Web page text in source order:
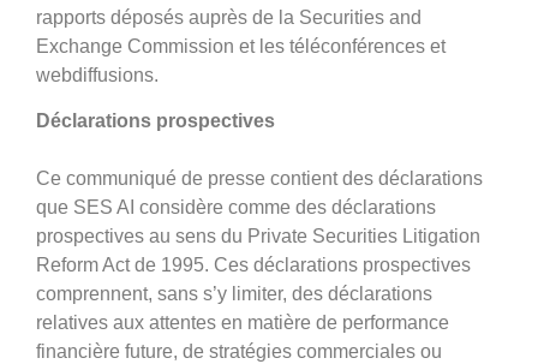
rapports déposés auprès de la Securities and
Exchange Commission et les téléconférences et
webdiffusions.
Déclarations prospectives
Ce communiqué de presse contient des déclarations
que SES AI considère comme des déclarations
prospectives au sens du Private Securities Litigation
Reform Act de 1995. Ces déclarations prospectives
comprennent, sans s’y limiter, des déclarations
relatives aux attentes en matière de performance
financière future, de stratégies commerciales ou